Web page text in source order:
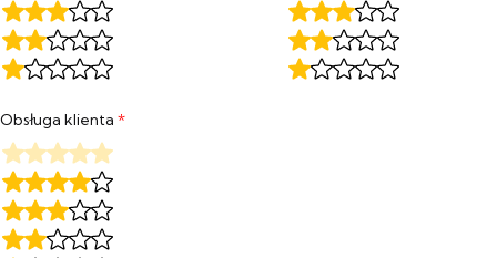
Obsługa klienta *